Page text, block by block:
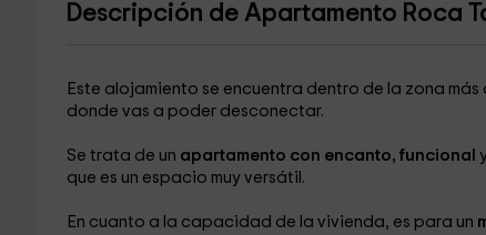
Descripción de Apartamento Roca
Este alojamiento se encuentra dentro de la zona
donde vas a poder desconectar.
Se trata de un apartamento con encanto, funcional
que es un espacio muy versátil.
En cuanto a la capacidad de la vivienda, es para un